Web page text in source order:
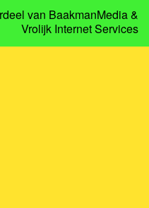
van BaakmanMedia&
Vrolijk Internet Services